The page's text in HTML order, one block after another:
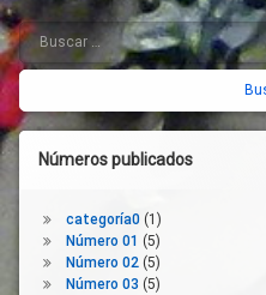
Mayores
Demografía
Derecho
Desigualdad
Estado
Del
Bienestar
Barra
lateral
derecha
Buscar:
Números publicados
categoría0(1)
Número 01 (5)
Número 02(5)
Número 03 (5)